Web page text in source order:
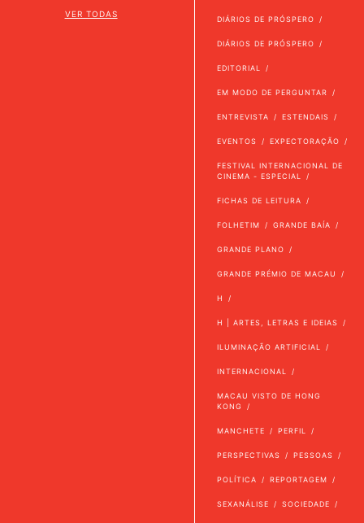
VER TODAS
DIÁRIOS DE PRÓSPERO
DIÁRIOS DE PRÓSPERO
EDITORIAL
EM MODO DE PERGUNTAR
ENTREVISTA ESTENDAIS
EVENTOS EXPECTORAÇÃO
FESTIVAL INTERNACIONAL DE
CINEMA - ESPECIAL
FICHAS DE LEITURA
FOLHETIM GRANDE BAÍA
GRANDE PLANO
GRANDE PRÉMIO DE MACAU
H
H | ARTES, LETRAS E IDEIAS
ILUMINAÇÃO ARTIFICIAL
INTERNACIONAL
MACAU VISTO DE HONG
KONG
MANCHETE PERFIL
PERSPECTIVAS PESSOAS
POLÍTICA REPORTAGEM
SEXANÁLISE SOCIEDADE